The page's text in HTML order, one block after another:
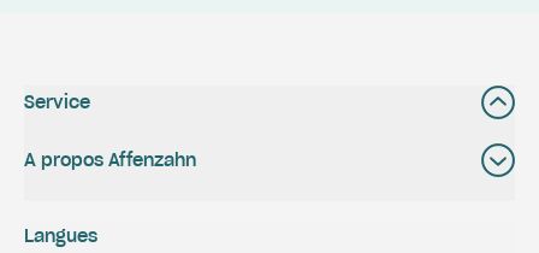
Service
A propos Affenzahn
Langues